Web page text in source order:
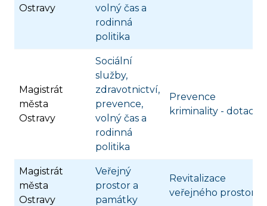
Ostravy
volný čas a
rodinná
politika
Magistrát
města
Ostravy
Sociální
služby,
zdravotnictví,
prevence,
volný čas a
rodinná
politika
Prevence
kriminality - dotace
Magistrát
města
Ostravy
Veřejný
prostor a
památky
Revitalizace
veřejného prostoru